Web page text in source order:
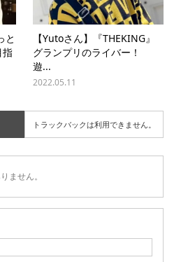
と
指
【Yutoさん】『THEKING』
グランプリのライバー！
遊...
2022.05.11
トラックバックは利用できません。
ません。